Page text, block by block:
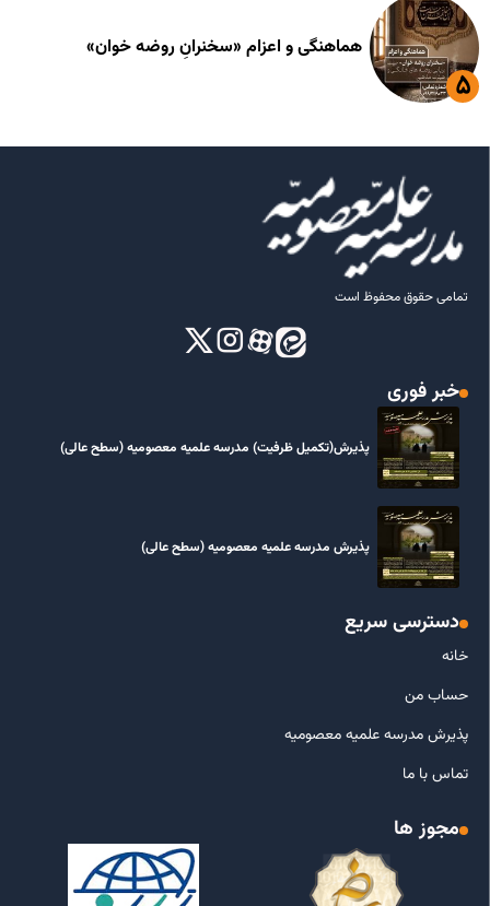
هماهنگی و اعزام «سخنرانِ روضه خوان»
تمامی حقوق محفوظ است
خبر فوری
پذیرش(تکمیل ظرفیت) مدرسه علمیه معصومیه‌ (سطح عالی)
پذیرش مدرسه علمیه معصومیه‌ (سطح عالی)
دسترسی سریع
خانه
حساب من
پذیرش مدرسه علمیه معصومیه
تماس با ما
مجوز ها